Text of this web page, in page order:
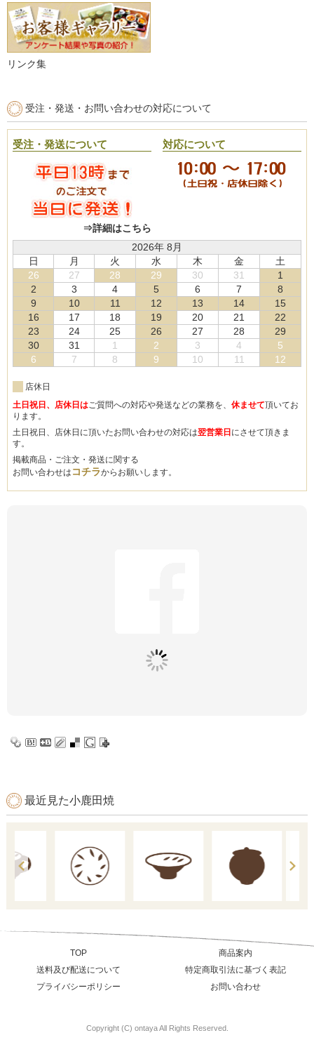
リンク集
受注・発送・お問い合わせの対応について
受注・発送について
⇒詳細はこちら
対応について
2026年 8月
日
月 火 水 木 金
土
26
27 28 29 30 31
1
2
3 4 5 6 7
8
9
10 11 12 13 14
15
16
17 18 19 20 21
22
23
24 25 26 27 28
29
30
31 1 2 3 4
5
6
7 8 9 10 11 12
店休日
土日祝日、店休日はご質問への対応や発送などの業務を、 休ませて頂いてお
ります。
土日祝日、店休日に頂いたお問い合わせの対応は翌営業日にさせて頂きま
す。
掲載商品・ご注文・発送に関する
お問い合わせは コチラからお願いします。
最近見た小鹿田焼
TOP
商品案内
送料及び配送について
特定商取引法に基づく表記
プライバシーポリシー
お問い合わせ
Copyright (C) ontaya All Rights Reserved.